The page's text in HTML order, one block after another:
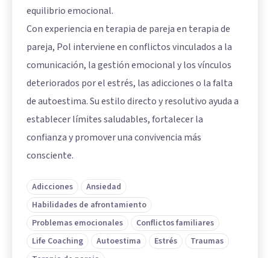
equilibrio emocional.
Con experiencia en terapia de pareja en terapia de
pareja, Pol interviene en conflictos vinculados a la
comunicación, la gestión emocional y los vínculos
deteriorados por el estrés, las adicciones o la falta
de autoestima. Su estilo directo y resolutivo ayuda a
establecer límites saludables, fortalecer la
confianza y promover una convivencia más
consciente.
Adicciones
Ansiedad
Habilidades de afrontamiento
Problemas emocionales
Conflictos familiares
Life Coaching
Autoestima Estrés
Traumas